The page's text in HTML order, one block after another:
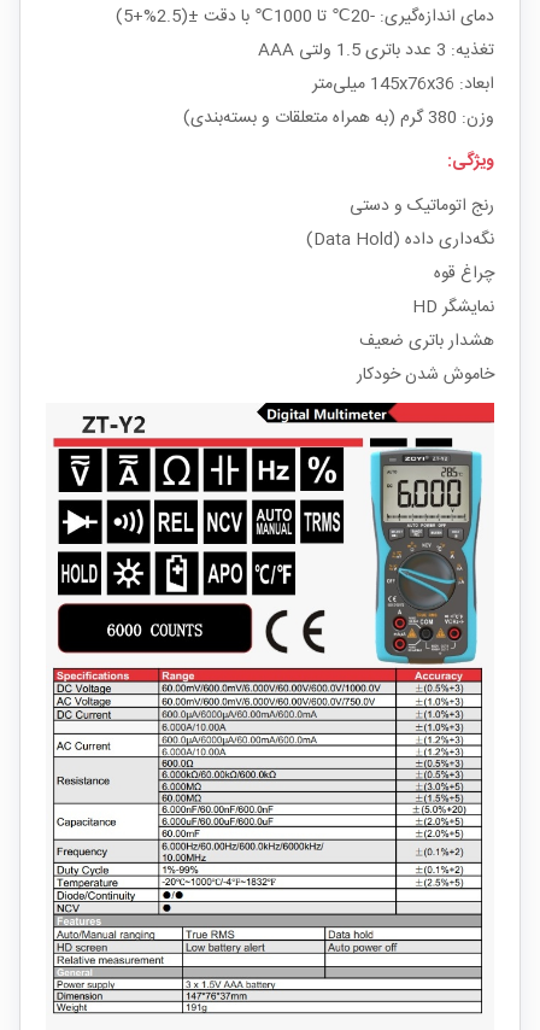
دمای اندازه‌گیری: -20℃ تا 1000℃ با دقت ±(2.5%+5)
تغذیه: 3 عدد باتری 1.5 ولتی AAA
ابعاد: 145x76x36 میلی‌متر
وزن: 380 گرم (به همراه متعلقات و بسته‌بندی)
ویژگی‌:
رنج اتوماتیک و دستی
نگه‌داری داده (Data Hold)
چراغ قوه
نمایشگر HD
هشدار باتری ضعیف
خاموش شدن خودکار